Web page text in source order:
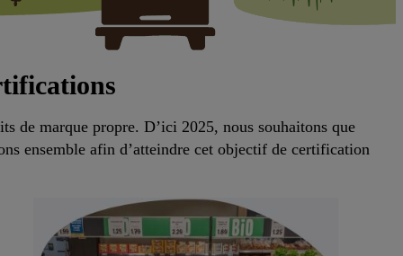
de marque propre. D’ici 2025, nous souhaitons que
ensemble afin d’atteindre cet objectif de certification